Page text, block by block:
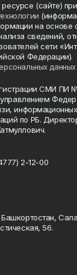
(сайте)
на основе
сведений,
сети
Федерации).
данных
СМИ ПИ
управлением
по РБ.
2-12-00
56.